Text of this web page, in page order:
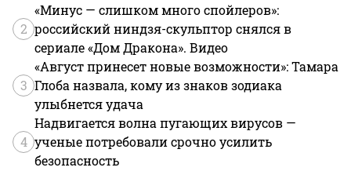
2
«Минус — слишком много спойлеров»:
российский ниндзя-скульптор снялся в
сериале «Дом Дракона». Видео
3
«Август принесет новые возможности»: Тамара
Глоба назвала, кому из знаков зодиака
улыбнется удача
4
Надвигается волна пугающих вирусов —
ученые потребовали срочно усилить
безопасность